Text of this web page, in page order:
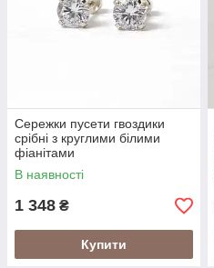
Сережки пусети гвоздики
срібні з круглими білими
фіанітами
В наявності
1 348 ₴
Купити